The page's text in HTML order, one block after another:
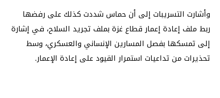
وأشارت التسريبات إلى أن حماس شددت كذلك على رفضها
ربط ملف إعادة إعمار قطاع غزة بملف تجريد السلاح، في إشارة
إلى تمسكها بفصل المسارين الإنساني والعسكري، وسط
تحذيرات من تداعيات استمرار القيود على إعادة الإعمار.